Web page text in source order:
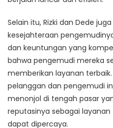
Selain itu, Rizki dan Dede
kesejahteraan
dan keuntungan yang
bahwa pengemudi mereka
memberikan layanan
pelanggan dan pengemudi
menonjol di tengah pasar
reputasinya sebagai
dapat dipercaya.